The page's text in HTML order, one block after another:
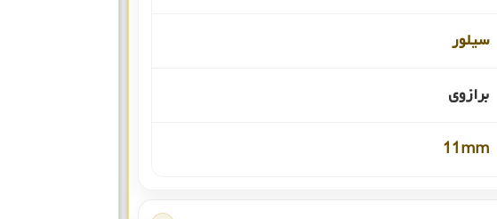
سیلور
برازوی
11mm